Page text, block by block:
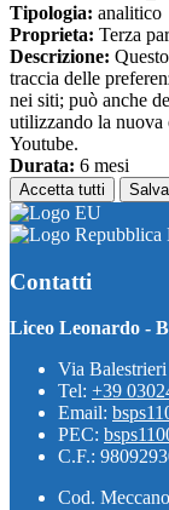
Tipologia: analitico
Proprieta: Terza
Descrizione:
traccia delle
nei siti; può anche
utilizzando la nuova
Youtube.
Durata: 6 mesi
Accetta tutti
Contatti
Liceo Leonardo -
Via
Tel: +39
Email:
PEC:
C.F.:
Cod.